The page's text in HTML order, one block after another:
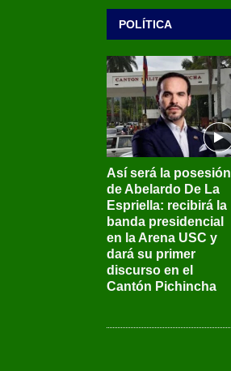
POLÍTICA
Así será la posesión
de Abelardo De La
Espriella: recibirá la
banda presidencial
en la Arena USC y
dará su primer
discurso en el
Cantón Pichincha